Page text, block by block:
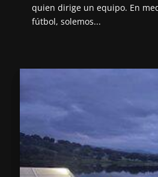
quien dirige un equipo. En
fútbol, solemos...